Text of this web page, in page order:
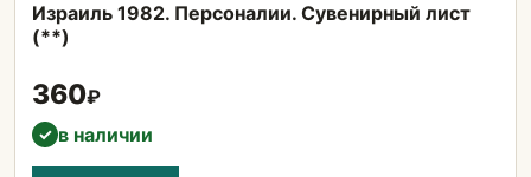
Израиль 1982. Персоналии. Сувенирный лист
(**)
360₽
✓ в наличии